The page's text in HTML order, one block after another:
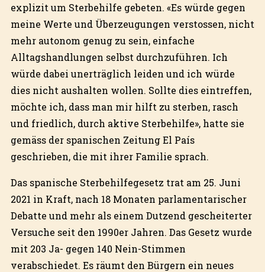
explizit um Sterbehilfe gebeten. «Es würde gegen
meine Werte und Überzeugungen verstossen, nicht
mehr autonom genug zu sein, einfache
Alltagshandlungen selbst durchzuführen. Ich
würde dabei unerträglich leiden und ich würde
dies nicht aushalten wollen. Sollte dies eintreffen,
möchte ich, dass man mir hilft zu sterben, rasch
und friedlich, durch aktive Sterbehilfe», hatte sie
gemäss der spanischen Zeitung El País
geschrieben, die mit ihrer Familie sprach.
Das spanische Sterbehilfegesetz trat am 25. Juni
2021 in Kraft, nach 18 Monaten parlamentarischer
Debatte und mehr als einem Dutzend gescheiterter
Versuche seit den 1990er Jahren. Das Gesetz wurde
mit 203 Ja- gegen 140 Nein-Stimmen
verabschiedet. Es räumt den Bürgern ein neues